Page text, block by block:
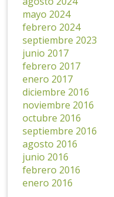
mayo 2024
febrero 2024
septiembre 2023
junio 2017
febrero 2017
enero 2017
diciembre 2016
noviembre 2016
octubre 2016
septiembre 2016
agosto 2016
junio 2016
febrero 2016
enero 2016